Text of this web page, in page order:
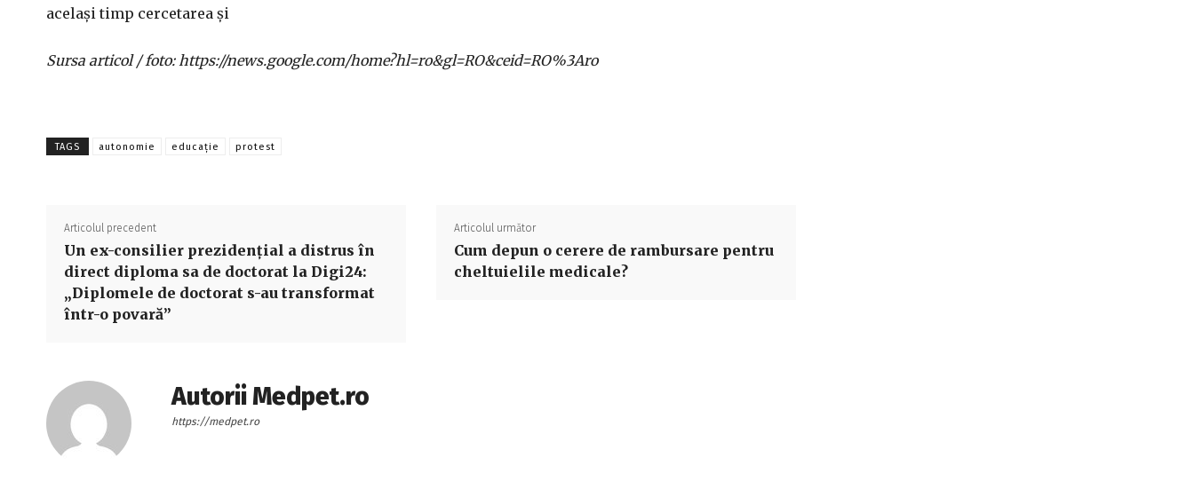
același timp cercetarea și
Sursa articol / foto: https://news.google.com/home?hl=ro&gl=RO&ceid=RO%3Aro
TAGS autonomie educație protest
Articolul precedent
Un ex-consilier prezidențial a distrus în
direct diploma sa de doctorat la Digi24:
„Diplomele de doctorat s-au transformat
într-o povară”
Articolul următor
Cum depun o cerere de rambursare pentru
cheltuielile medicale?
Autorii Medpet.ro
https://medpet.ro